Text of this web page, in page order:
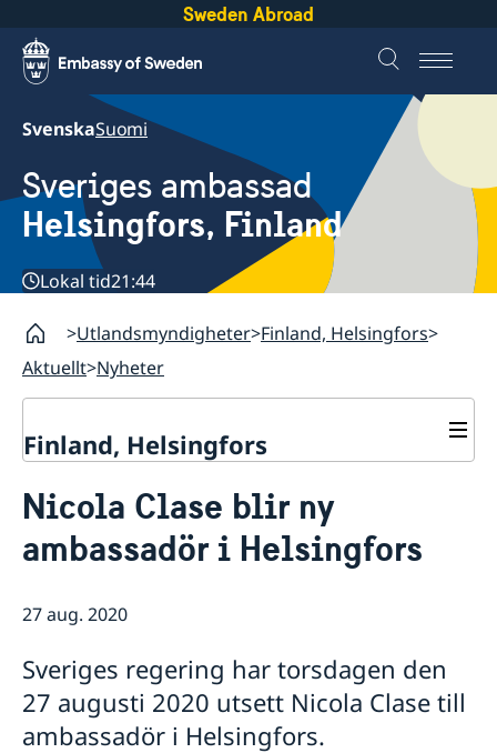
Sweden Abroad
SvenskaSuomi
Sveriges ambassad
Helsingfors, Finland
Lokal tid21:44
Utlandsmyndigheter Finland, Helsingfors
Aktuellt Nyheter
Finland, Helsingfors
Om oss
Ambassadören
Ambassadbyggnadens historia
Dataskyddspolicy
Så stöttar vi svenska företag
Team Sweden
Så kan du få stöd
Svenska företag i Finland
Anmäl handelshinder
Nyheter
Nicola Clase blir ny
ambassadör i Helsingfors
27 aug. 2020
Sveriges regering har torsdagen den
27 augusti 2020 utsett Nicola Clase till
ambassadör i Helsingfors.